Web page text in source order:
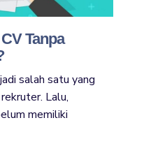
Tanpa
salah satu yang
Lalu,
memiliki